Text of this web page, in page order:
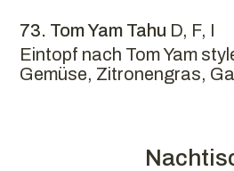
73. Tom Yam Tahu D, F, I
Eintopf nach Tom Yam
Gemüse, Zitronengras,